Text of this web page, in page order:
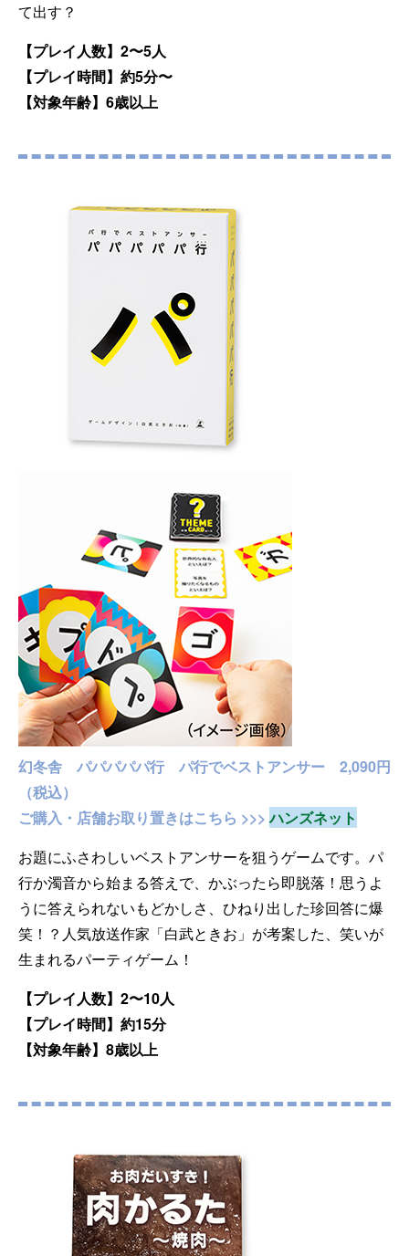
て出す？
【プレイ人数】2〜5人
【プレイ時間】約5分〜
【対象年齢】6歳以上
幻冬舎 パパパパパ行 パ行でベストアンサー 2,090円
（税込）
ご購入・店舗お取り置きはこちら >>>ハンズネット
お題にふさわしいベストアンサーを狙うゲームです。パ
行か濁音から始まる答えで、かぶったら即脱落！思うよ
うに答えられないもどかしさ、ひねり出した珍回答に爆
笑！？人気放送作家「白武ときお」が考案した、笑いが
生まれるパーティゲーム！
【プレイ人数】2〜10人
【プレイ時間】約15分
【対象年齢】8歳以上